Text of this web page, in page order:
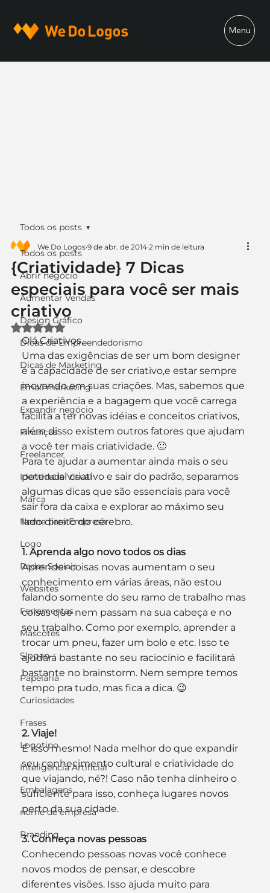
Menu
Todos os posts
Abrir negócio
Aumentar Vendas
Design Gráfico
Dicas de Empreendedorismo
Dicas de Marketing
Email marketing
Expandir negócio
Finanças
Freelancer
Identidade Visual
Marca
Nome para Empresa
Logo
Redes Sociais
Websites
Ferramentas
Mascotes
Slogan
Papelaria
Curiosidades
Frases
Logotipo
Inteligência Artificial
Embalagens
nome de empresa
Branding
Todos os posts
{Criatividade} 7 Dicas
especiais para você ser mais
criativo
We Do Logos 9 de abr. de 2014 2 min de leitura
Avaliado com NaN de 5 estrelas.
Olá Criativos,
Uma das exigências de ser um bom designer
é a capacidade de ser criativo,e estar sempre
inovando em suas criações. Mas, sabemos que
a experiência e a bagagem que você carrega
facilita a ter novas idéias e conceitos criativos,
além disso existem outros fatores que ajudam
a você ter mais criatividade. 🙂
Para te ajudar a aumentar ainda mais o seu
potencial criativo e sair do padrão, separamos
algumas dicas que são essenciais para você
sair fora da caixa e explorar ao máximo seu
lado direito do cérebro.
1. Aprenda algo novo todos os dias
Aprender coisas novas aumentam o seu
conhecimento em várias áreas, não estou
falando somente do seu ramo de trabalho mas
coisas que nem passam na sua cabeça e no
seu trabalho. Como por exemplo, aprender a
trocar um pneu, fazer um bolo e etc. Isso te
ajudará bastante no seu raciocínio e facilitará
bastante no brainstorm. Nem sempre temos
tempo pra tudo, mas fica a dica. 😉
2. Viaje!
É isso mesmo! Nada melhor do que expandir
seu conhecimento cultural e criatividade do
que viajando, né?! Caso não tenha dinheiro o
suficiente para isso, conheça lugares novos
perto da sua cidade.
3. Conheça novas pessoas
Conhecendo pessoas novas você conhece
novos modos de pensar, e descobre
diferentes visões. Isso ajuda muito para